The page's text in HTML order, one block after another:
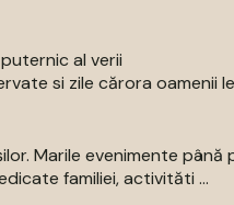
al verii
si zile cărora oamenii
Marile evenimente până
familiei, activităti ...